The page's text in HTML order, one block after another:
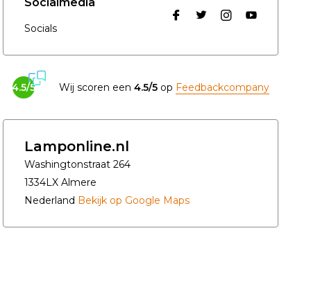
Socials
4.5/5 Wij scoren een 4.5/5op Feedbackcompany
Lamponline.nl
Washingtonstraat 264
1334LX Almere
Nederland Bekijk op Google Maps